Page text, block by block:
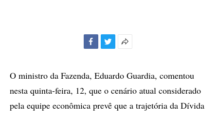
compartilhamento
O ministro da Fazenda, Eduardo Guardia, comentou
nesta quinta-feira, 12, que o cenário atual considerado
pela equipe econômica prevê que a trajetória da Dívida